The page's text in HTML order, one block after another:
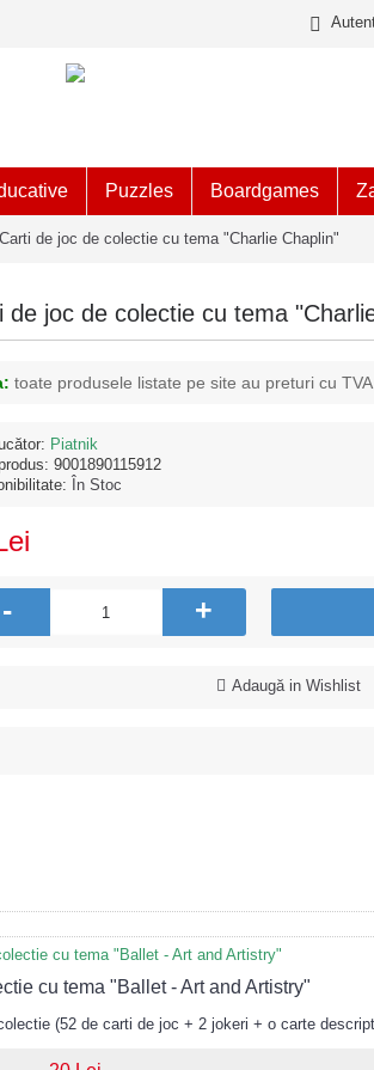
Puzzles Boardgames
Carti de joc de colectie cu tema "Charlie Chaplin"
de joc de colectie cu tema
toate produsele listate pe site au preturi cu TVA
Piatnik
9001890115912
În Stoc
- +
Adaugă in Wishlist
cu tema "Ballet - Art and Artistry"
(52 de carti de joc + 2 jokeri + o carte